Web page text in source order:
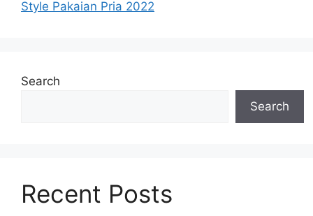
Recent Posts
Meja Kantor yang Nyaman untuk Meningkatkan